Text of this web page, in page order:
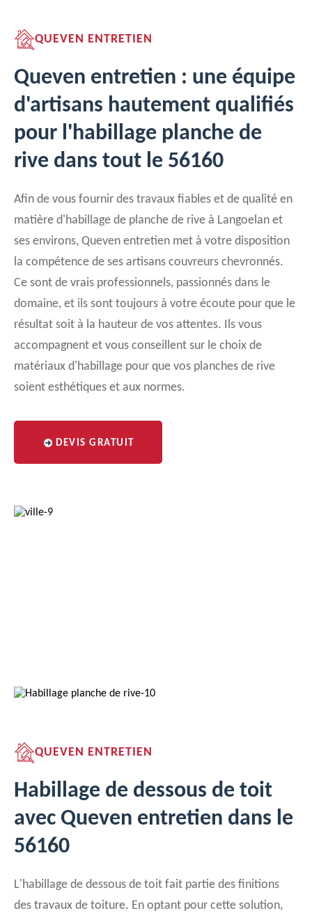
QUEVEN ENTRETIEN
Queven entretien : une équipe
d'artisans hautement qualifiés
pour l'habillage planche de
rive dans tout le 56160
Afin de vous fournir des travaux fiables et de qualité en
matière d'habillage de planche de rive à Langoelan et
ses environs, Queven entretien met à votre disposition
la compétence de ses artisans couvreurs chevronnés.
Ce sont de vrais professionnels, passionnés dans le
domaine, et ils sont toujours à votre écoute pour que le
résultat soit à la hauteur de vos attentes. Ils vous
accompagnent et vous conseillent sur le choix de
matériaux d'habillage pour que vos planches de rive
soient esthétiques et aux normes.
DEVIS GRATUIT
QUEVEN ENTRETIEN
Habillage de dessous de toit
avec Queven entretien dans le
56160
L'habillage de dessous de toit fait partie des finitions
des travaux de toiture. En optant pour cette solution,